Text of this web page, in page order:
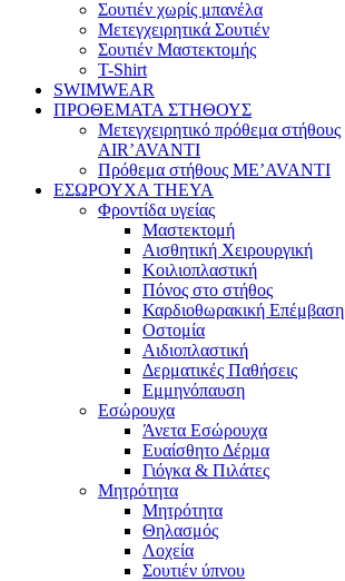
Σουτιέν χωρίς μπανέλα
Μετεγχειρητικά Σουτιέν
Σουτιέν Μαστεκτομής
T-Shirt
SWIMWEAR
ΠΡΟΘΕΜΑΤΑ ΣΤΗΘΟΥΣ
Μετεγχειρητικό πρόθεμα στήθους
AIR’AVANTI
Πρόθεμα στήθους ME’AVANTI
ΕΣΩΡΟΥΧΑ THEYA
Φροντίδα υγείας
Μαστεκτομή
Αισθητική Χειρουργική
Κοιλιοπλαστική
Πόνος στο στήθος
Καρδιοθωρακική Επέμβαση
Οστομία
Αιδιοπλαστική
Δερματικές Παθήσεις
Εμμηνόπαυση
Εσώρουχα
Άνετα Εσώρουχα
Ευαίσθητο Δέρμα
Γιόγκα & Πιλάτες
Μητρότητα
Μητρότητα
Θηλασμός
Λοχεία
Σουτιέν ύπνου